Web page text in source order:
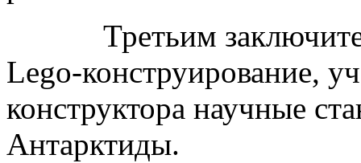
Третьим
Lego-конструирование,
конструктора научные
Антарктиды.